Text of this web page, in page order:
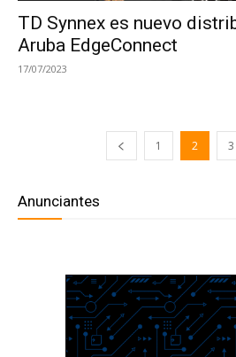
TD Synnex es nuevo
Aruba EdgeConnect
17/07/2023
1 2 3
Anunciantes